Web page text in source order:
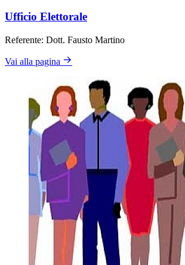
Ufficio Elettorale
Referente: Dott. Fausto Martino
Vai alla pagina